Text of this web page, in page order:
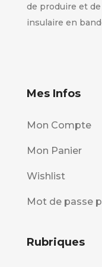
de produire et
insulaire en
Mes Infos
Mon Compte
Mon Panier
Wishlist
Mot de passe
Rubriques